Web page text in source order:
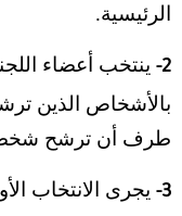
الرئيسية.
2- ينتخب أعضاء
بالأشخاص الذين
طرف أن ترشح شخصا
3- يجرى الانتخاب